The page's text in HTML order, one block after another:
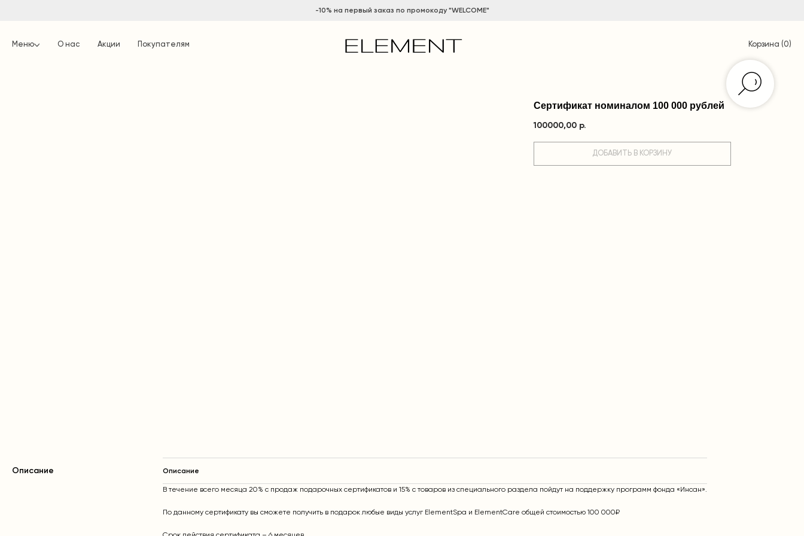
-10% на первый заказ по промокоду "WELCOME"
Меню О нас Акции Покупателям Корзина ( )
0
Сертификат номиналом 100 000 рублей
100000,00 р.
ДОБАВИТЬ В КОРЗИНУ
Описание Описание
В течение всего месяца 20% с продаж подарочных сертификатов и 15% с товаров из специального раздела пойдут на поддержку программ фонда «Инсан».
По данному сертификату вы сможете получить в подарок любые виды услуг ElementSpa и ElementCare общей стоимостью 100 000₽